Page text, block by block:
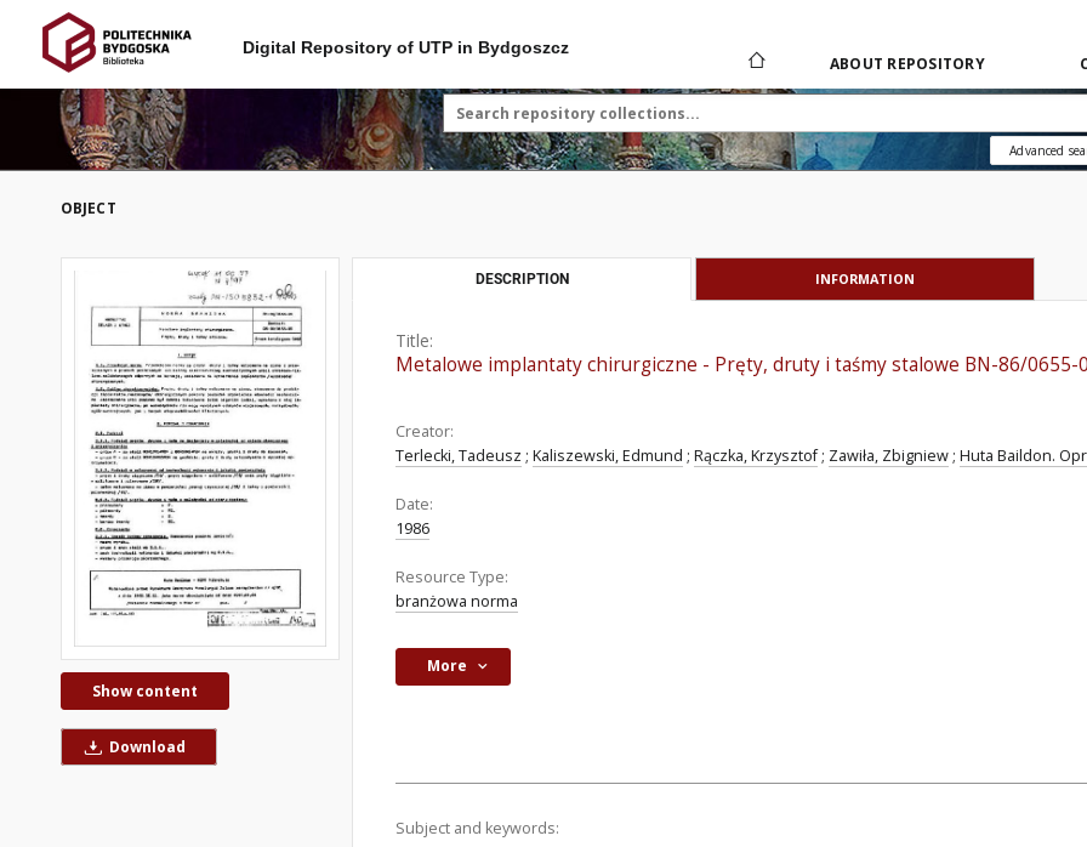
Digital Repository of UTP in Bydgoszcz
ABOUT REPOSITORY
Advanced
OBJECT
Show content
Download
DESCRIPTION INFORMATION
Title:
Metalowe implantaty chirurgiczne - Pręty, druty i taśmy stalowe BN-86/0655-
Creator:
Terlecki, Tadeusz ; Kaliszewski, Edmund ; Rączka, Krzysztof ; Zawiła, Zbigniew ; Huta Baildon.
Date:
1986
Resource Type:
branżowa norma
More
Subject and keywords: